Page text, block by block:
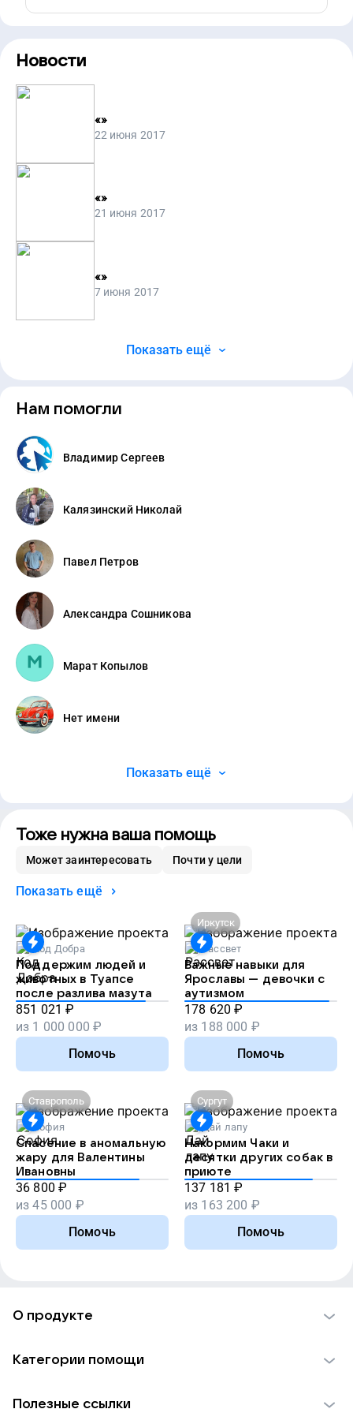
Новости
«»
22 июня 2017
«»
21 июня 2017
«»
7 июня 2017
Показать ещё
Нам помогли
Владимир Сергеев
Калязинский Николай
Павел Петров
Александра Сошникова
Марат Копылов
Нет имени
Показать ещё
Тоже нужна ваша помощь
Может заинтересовать Почти у цели
Показать ещё
Код Добра
Поддержим людей и
животных в Туапсе
после разлива мазута
851 021 ₽
из 1 000 000 ₽
Помочь
Иркутск
Рассвет
Важные навыки для
Ярославы — девочки с
аутизмом
178 620 ₽
из 188 000 ₽
Помочь
Ставрополь
София
Спасение в аномальную
жару для Валентины
Ивановны
36 800 ₽
из45 000 ₽
Помочь
Сургут
Дай лапу
Накормим Чаки и
десятки других собак в
приюте
137 181 ₽
из 163 200 ₽
Помочь
О продукте
Использование материалов
Категории помощи
Полезные ссылки